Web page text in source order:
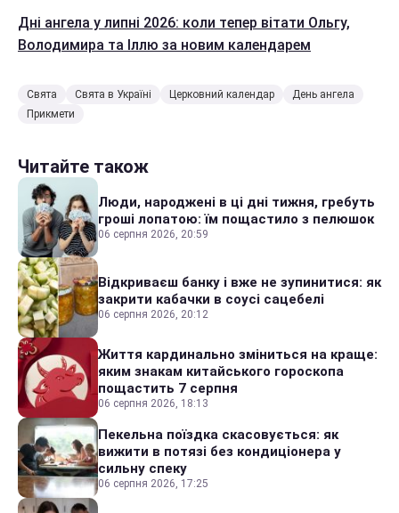
Дні ангела у липні 2026: коли тепер вітати Ольгу,
Володимира та Іллю за новим календарем
Свята Свята в Україні Церковний календар
День ангела
Прикмети
Читайте також
Люди, народжені в ці дні тижня, гребуть
гроші лопатою: їм пощастило з пелюшок
06 серпня 2026, 20:59
Відкриваєш банку і вже не зупинитися: як
закрити кабачки в соусі сацебелі
06 серпня 2026, 20:12
Життя кардинально зміниться на краще:
яким знакам китайського гороскопа
пощастить 7 серпня
06 серпня 2026, 18:13
Пекельна поїздка скасовується: як
вижити в потязі без кондиціонера у
сильну спеку
06 серпня 2026, 17:25